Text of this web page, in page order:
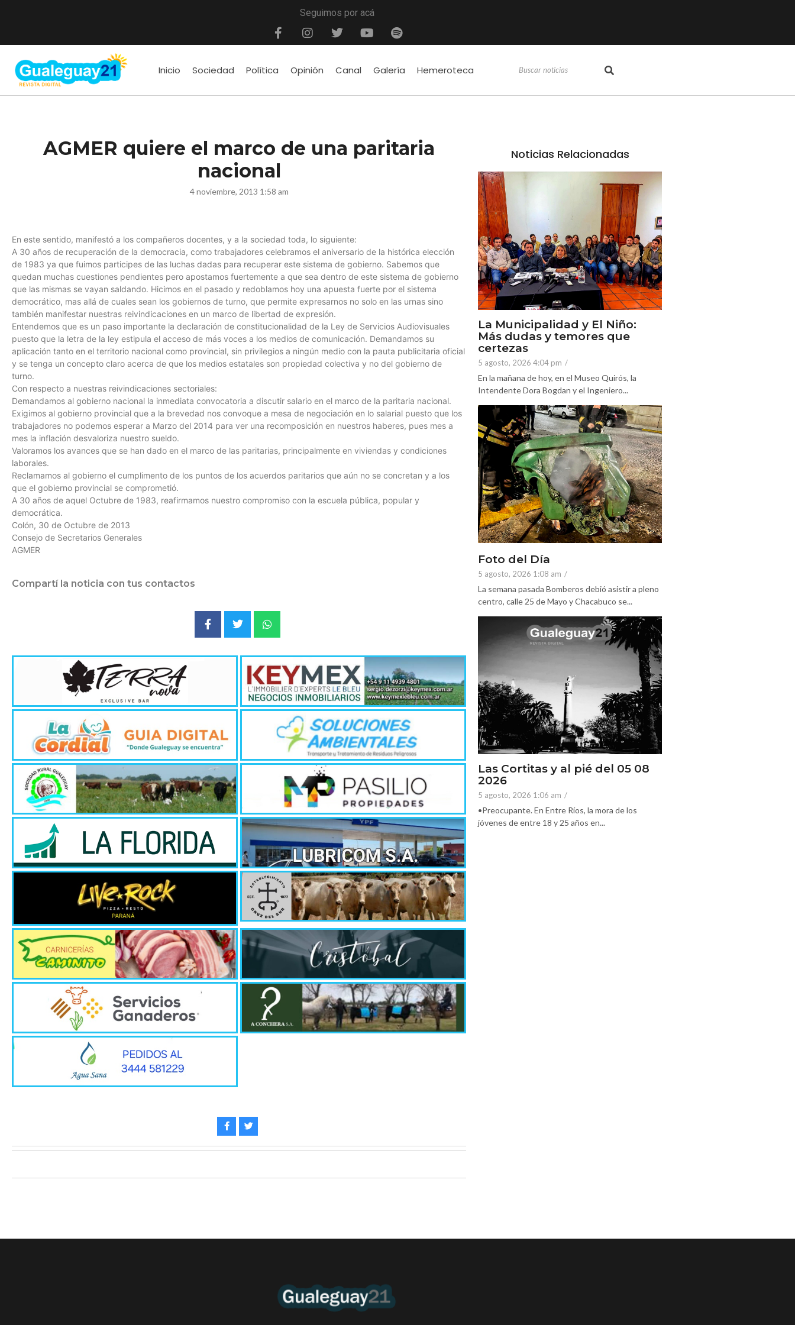
Seguimos por acá
Inicio Sociedad Política Opinión Canal Galería Hemeroteca
AGMER quiere el marco de una paritaria
nacional
4 noviembre, 2013 1:58 am
En este sentido, manifestó a los compañeros docentes, y a la sociedad toda, lo siguiente:
A 30 años de recuperación de la democracia, como trabajadores celebramos el aniversario de la histórica elección
de 1983 ya que fuimos participes de las luchas dadas para recuperar este sistema de gobierno. Sabemos que
quedan muchas cuestiones pendientes pero apostamos fuertemente a que sea dentro de este sistema de gobierno
que las mismas se vayan saldando. Hicimos en el pasado y redoblamos hoy una apuesta fuerte por el sistema
democrático, mas allá de cuales sean los gobiernos de turno, que permite expresarnos no solo en las urnas sino
también manifestar nuestras reivindicaciones en un marco de libertad de expresión.
Entendemos que es un paso importante la declaración de constitucionalidad de la Ley de Servicios Audiovisuales
puesto que la letra de la ley estipula el acceso de más voces a los medios de comunicación. Demandamos su
aplicación tanto en el territorio nacional como provincial, sin privilegios a ningún medio con la pauta publicitaria oficial
y se tenga un concepto claro acerca de que los medios estatales son propiedad colectiva y no del gobierno de
turno.
Con respecto a nuestras reivindicaciones sectoriales:
Demandamos al gobierno nacional la inmediata convocatoria a discutir salario en el marco de la paritaria nacional.
Exigimos al gobierno provincial que a la brevedad nos convoque a mesa de negociación en lo salarial puesto que los
trabajadores no podemos esperar a Marzo del 2014 para ver una recomposición en nuestros haberes, pues mes a
mes la inflación desvaloriza nuestro sueldo.
Valoramos los avances que se han dado en el marco de las paritarias, principalmente en viviendas y condiciones
laborales.
Reclamamos al gobierno el cumplimento de los puntos de los acuerdos paritarios que aún no se concretan y a los
que el gobierno provincial se comprometió.
A 30 años de aquel Octubre de 1983, reafirmamos nuestro compromiso con la escuela pública, popular y
democrática.
Colón, 30 de Octubre de 2013
Consejo de Secretarios Generales
AGMER
Compartí la noticia con tus contactos
Noticias Relacionadas
La Municipalidad y El Niño:
Más dudas y temores que
certezas
5 agosto, 2026 4:04 pm /
En la mañana de hoy, en el Museo Quirós, la
Intendente Dora Bogdan y el Ingeniero...
Foto del Día
5 agosto, 2026 1:08 am /
La semana pasada Bomberos debió asistir a pleno
centro, calle 25 de Mayo y Chacabuco se...
Las Cortitas y al pié del 05 08
2026
5 agosto, 2026 1:06 am /
•Preocupante. En Entre Ríos, la mora de los
jóvenes de entre 18 y 25 años en...